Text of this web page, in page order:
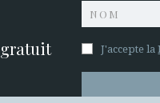
J'accepte la